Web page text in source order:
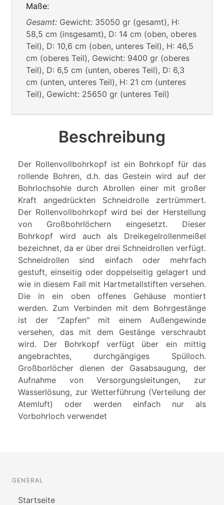
Maße:
Gesamt: Gewicht: 35050 gr (gesamt), H:
58,5 cm (insgesamt), D: 14 cm (oben, oberes
Teil), D: 10,6 cm (oben, unteres Teil), H: 46,5
cm (oberes Teil), Gewicht: 9400 gr (oberes
Teil), D: 6,5 cm (unten, oberes Teil), D: 6,3
cm (unten, unteres Teil), H: 21 cm (unteres
Teil), Gewicht: 25650 gr (unteres Teil)
Beschreibung
Der Rollenvollbohrkopf ist ein Bohrkopf für das
rollende Bohren, d.h. das Gestein wird auf der
Bohrlochsohle durch Abrollen einer mit großer
Kraft angedrückten Schneidrolle zertrümmert.
Der Rollenvollbohrkopf wird bei der Herstellung
von Großbohrlöchern eingesetzt. Dieser
Bohrkopf wird auch als Dreikegelrollenmeißel
bezeichnet, da er über drei Schneidrollen verfügt.
Schneidrollen sind einfach oder mehrfach
gestuft, einseitig oder doppelseitig gelagert und
wie in diesem Fall mit Hartmetallstiften versehen.
Die in ein oben offenes Gehäuse montiert
werden. Zum Verbinden mit dem Bohrgestänge
ist der "Zapfen" mit einem Außengewinde
versehen, das mit dem Gestänge verschraubt
wird. Der Bohrkopf verfügt über ein mittig
angebrachtes, durchgängiges Spülloch.
Großborlöcher dienen der Gasabsaugung, der
Aufnahme von Versorgungsleitungen, zur
Wasserlösung, zur Wetterführung (Verteilung der
Atemluft) oder werden einfach nur als
Vorbohrloch verwendet
GENERAL
Startseite